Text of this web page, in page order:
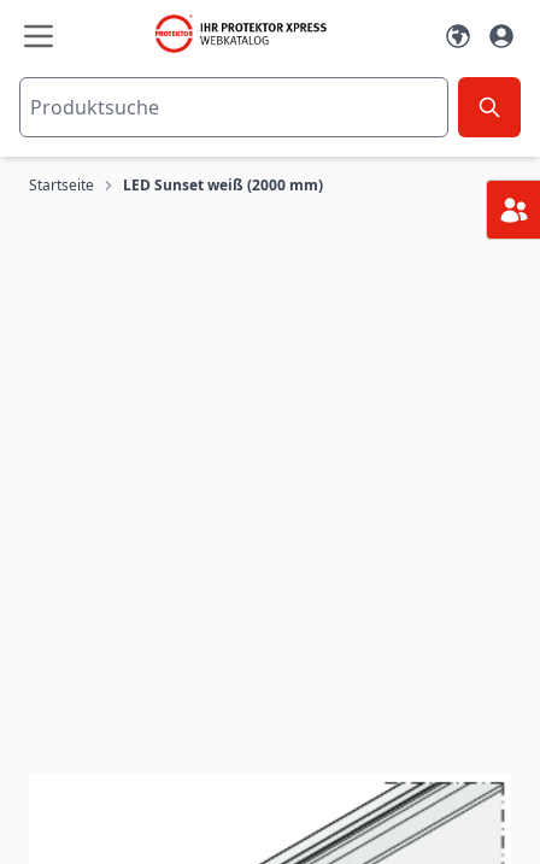
Zum Inhalt springen
Startseite LED Sunset weiß (2000 mm)
LED Sunset weiß (2000 mm)